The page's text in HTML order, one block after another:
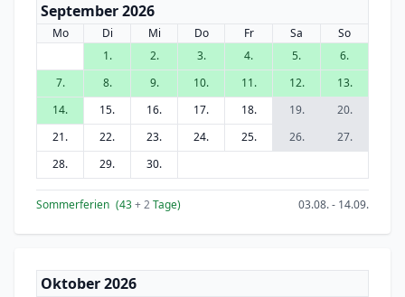
September 2026
Mo Di Mi Do Fr Sa
So
1.
2. 3. 4. 5.
6.
7.
8. 9. 10. 11. 12.
13.
14.
15. 16. 17. 18. 19.
20.
21.
22. 23. 24. 25. 26.
27.
28.
29. 30.
Sommerferien (43+ 2Tage) 03.08. - 14.09.
Oktober 2026